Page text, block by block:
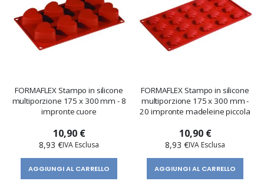
FORMAFLEX Stampo in silicone
multiporzione 175 x 300 mm - 8
impronte cuore
10,90 €
8,93 €
AGGIUNGI AL CARRELLO
FORMAFLEX Stampo in silicone
multiporzione 175 x 300 mm -
20 impronte madeleine piccola
10,90 €
8,93 €
AGGIUNGI AL CARRELLO